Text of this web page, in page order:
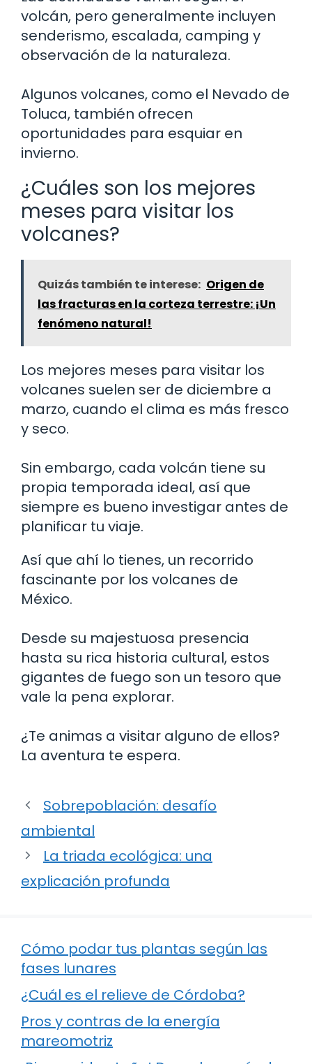
volcán, pero generalmente incluyen
senderismo, escalada, camping y
observación de la naturaleza.
Algunos volcanes, como el Nevado de
Toluca, también ofrecen
oportunidades para esquiar en
invierno.
¿Cuáles son los mejores
meses para visitar los
volcanes?
Quizás también te interese: Origen de
las fracturas en la corteza terrestre: ¡Un
fenómeno natural!
Los mejores meses para visitar los
volcanes suelen ser de diciembre a
marzo, cuando el clima es más fresco
y seco.
Sin embargo, cada volcán tiene su
propia temporada ideal, así que
siempre es bueno investigar antes de
planificar tu viaje.
Así que ahí lo tienes, un recorrido
fascinante por los volcanes de
México.
Desde su majestuosa presencia
hasta su rica historia cultural, estos
gigantes de fuego son un tesoro que
vale la pena explorar.
¿Te animas a visitar alguno de ellos?
La aventura te espera.
Sobrepoblación: desafío
ambiental
La triada ecológica: una
explicación profunda
Cómo podar tus plantas según las
fases lunares
¿Cuál es el relieve de Córdoba?
Pros y contras de la energía
mareomotriz